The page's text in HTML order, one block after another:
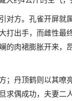
方。孔雀开屏就
出手，而雌性最
的肉裙膨胀开来
丹顶鹤则以其嘹
求偶成功，夫妻